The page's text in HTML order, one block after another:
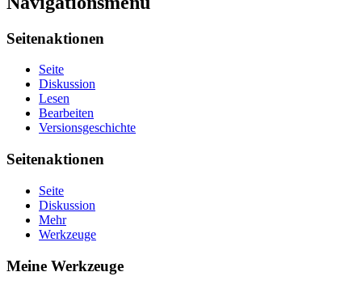
Seitenaktionen
Seite
Diskussion
Lesen
Bearbeiten
Versionsgeschichte
Seitenaktionen
Seite
Diskussion
Mehr
Werkzeuge
Meine Werkzeuge